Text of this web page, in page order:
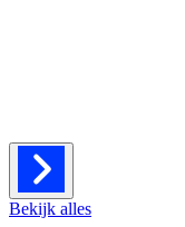
Bekijk alles